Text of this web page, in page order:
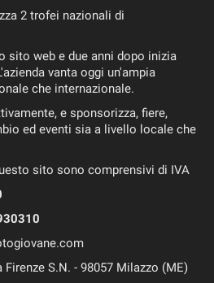
2 trofei nazionali di
sito web e due anni dopo inizia
vanta oggi un'ampia
che internazionale.
e sponsorizza, fiere,
ed eventi sia a livello locale che
sito sono comprensivi di IVA
Firenze S.N. - 98057 Milazzo (ME)